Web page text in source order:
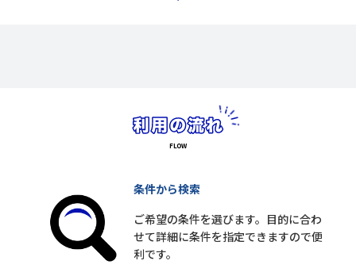
条件から検索
ご希望の条件を選びます。目的に合わ
せて詳細に条件を指定できますので便
利です。